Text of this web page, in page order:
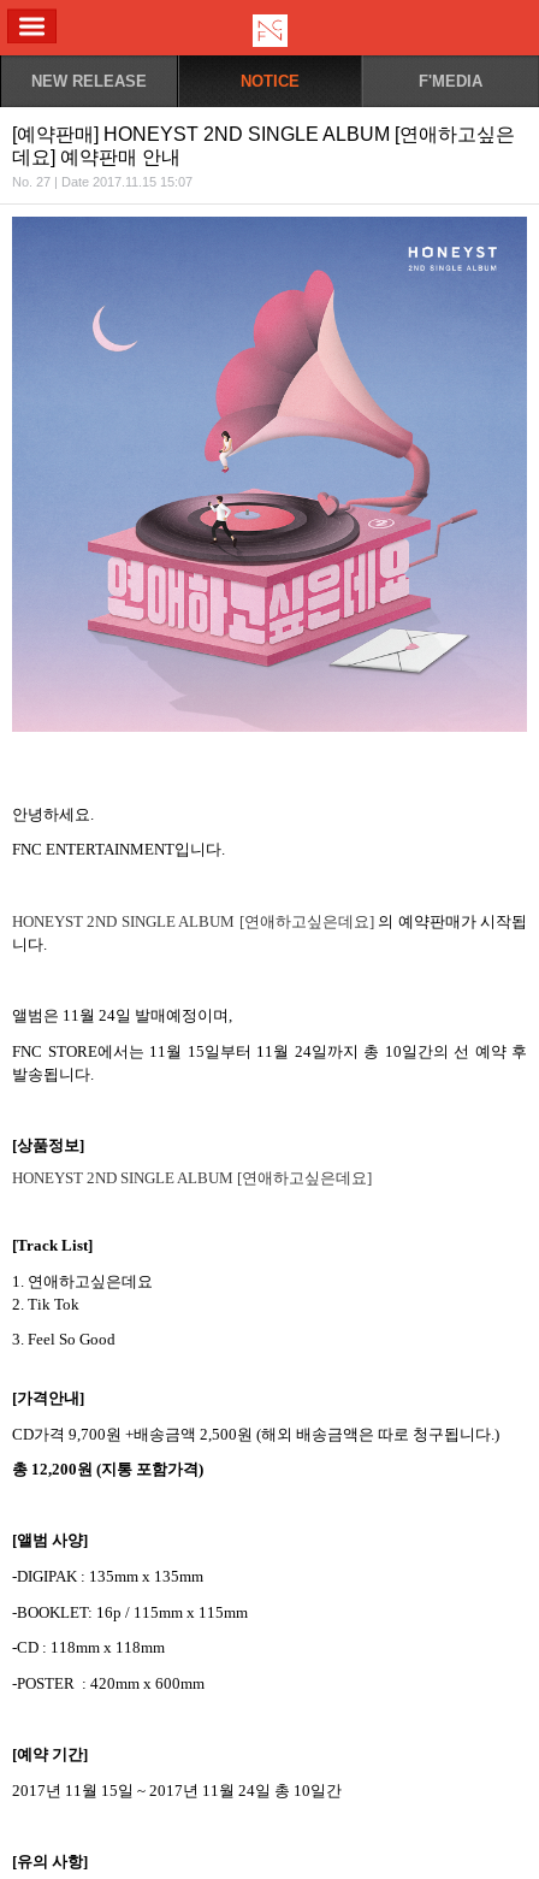
NEW RELEASE NOTICE F'MEDIA
[예약판매] HONEYST 2ND SINGLE ALBUM [연애하고싶은
데요] 예약판매 안내
No. 27 | Date 2017.11.15 15:07
안녕하세요.
FNC ENTERTAINMENT입니다.
HONEYST 2ND SINGLE ALBUM [연애하고싶은데요] 의 예약판매가 시작됩
니다.
앨범은 11월 24일 발매예정이며,
FNC STORE에서는 11월 15일부터 11월 24일까지 총 10일간의 선 예약 후
발송됩니다.
[상품정보]
HONEYST 2ND SINGLE ALBUM [연애하고싶은데요]
[Track List]
1. 연애하고싶은데요
2. Tik Tok
3. Feel So Good
[가격안내]
CD가격 9,700원 +배송금액 2,500원 (해외 배송금액은 따로 청구됩니다.)
총 12,200원 (지통 포함가격)
[앨범 사양]
-DIGIPAK : 135mm x 135mm
-BOOKLET: 16p / 115mm x 115mm
-CD : 118mm x 118mm
-POSTER : 420mm x 600mm
[예약 기간]
2017년 11월 15일 ~ 2017년 11월 24일 총 10일간
[유의 사항]